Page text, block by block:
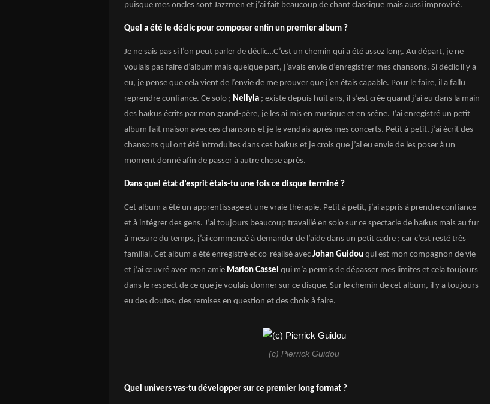
puisque mes oncles sont Jazzmen et j’ai fait beaucoup de chant classique mais aussi improvisé.
Quel a été le déclic pour composer enfin un premier album ?
Je ne sais pas si l’on peut parler de déclic…C’est un chemin qui a été assez long. Au départ, je ne
voulais pas faire d’album mais quelque part, j’avais envie d’enregistrer mes chansons. Si déclic il y a
eu, je pense que cela vient de l’envie de me prouver que j’en étais capable. Pour le faire, il a fallu
reprendre confiance. Ce solo ; Nellyla ; existe depuis huit ans, il s’est crée quand j’ai eu dans la main
des haïkus écrits par mon grand-père, je les ai mis en musique et en scène. J’ai enregistré un petit
album fait maison avec ces chansons et je le vendais après mes concerts. Petit à petit, j’ai écrit des
chansons qui ont été introduites dans ces haïkus et je crois que j’ai eu envie de les poser à un
moment donné afin de passer à autre chose après.
Dans quel état d’esprit étais-tu une fois ce disque terminé ?
Cet album a été un apprentissage et une vraie thérapie. Petit à petit, j’ai appris à prendre confiance
et à intégrer des gens. J’ai toujours beaucoup travaillé en solo sur ce spectacle de haïkus mais au fur
à mesure du temps, j’ai commencé à demander de l’aide dans un petit cadre ; car c’est resté très
familial. Cet album a été enregistré et co-réalisé avec Johan Guidou qui est mon compagnon de vie
et j’ai œuvré avec mon amie Marion Cassel qui m’a permis de dépasser mes limites et cela toujours
dans le respect de ce que je voulais donner sur ce disque. Sur le chemin de cet album, il y a toujours
eu des doutes, des remises en question et des choix à faire.
(c) Pierrick Guidou
Quel univers vas-tu développer sur ce premier long format ?